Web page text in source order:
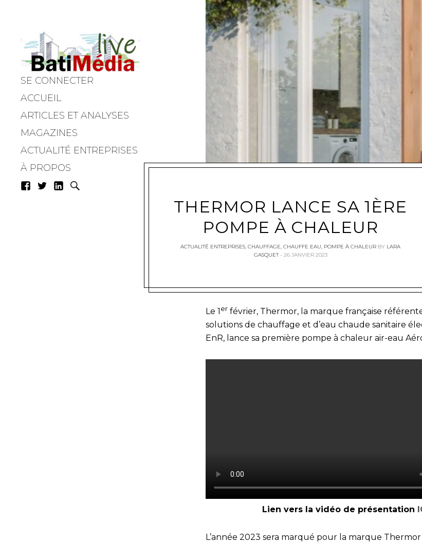
Batimedialive
SE CONNECTER
ACCUEIL
ARTICLES ET ANALYSES
MAGAZINES
ACTUALITÉ ENTREPRISES
À PROPOS
THERMOR LANCE SA 1ÈRE
POMPE À CHALEUR
ACTUALITÉ ENTREPRISES, CHAUFFAGE, CHAUFFE EAU, POMPE À CHALEUR BY LARA
GASQUET
26 JANVIER 2023
Le 1 er février, Thermor, la marque française
solutions de chauffage et d’eau chaude sanitaire
EnR, lance sa première pompe à chaleur air-eau
Lien vers la vidéo de présentation
L’année 2023 sera marqué pour la marque Thermor